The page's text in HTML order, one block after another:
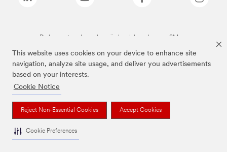
This website uses cookies on your device to enhance site
navigation, analyze site usage, and deliver you advertisements
based on your interests.
Cookie Notice
Reject Non-Essential Cookies Accept Cookies
Cookie Preferences
De bovenstaande merken zijn handelsmerken van 3M.we